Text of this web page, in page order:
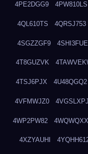
4PE2DGG9 4PW810LS
4QL610TS 4QRSJ753
4SGZZGF9 4SHI3FUE
4T8GUZVK
4TSJ6PJX 4U48QGQ2
4VFMWJZ0 4VGSLXPJ
4WP2PW82
4XZYAUHI